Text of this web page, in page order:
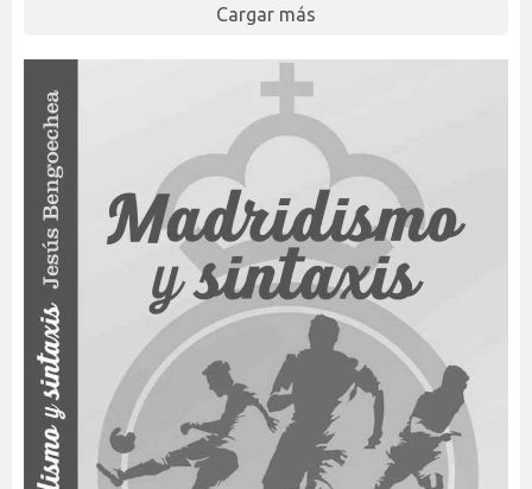
Cargar más